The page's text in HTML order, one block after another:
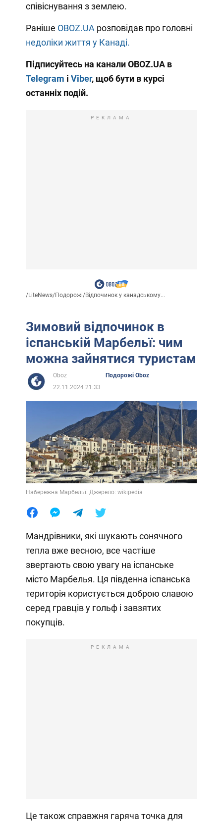
співіснування з землею.
Раніше OBOZ.UA розповідав про головні
недоліки життя у Канаді.
Підписуйтесь на канали OBOZ.UA в
Telegram і Viber, щоб бути в курсі
останніх подій.
РЕКЛАМА
/LiteNews/Подорожі/Відпочинок у канадському...
Зимовий відпочинок в
іспанській Марбельї: чим
можна зайнятися туристам
Oboz
Подорожі Oboz
22.11.2024 21:33
Набережна Марбельї. Джерело: wikipedia
Мандрівники, які шукають сонячного
тепла вже весною, все частіше
звертають свою увагу на іспанське
місто Марбелья. Ця південна іспанська
територія користується доброю славою
серед гравців у гольф і завзятих
покупців.
РЕКЛАМА
Це також справжня гаряча точка для